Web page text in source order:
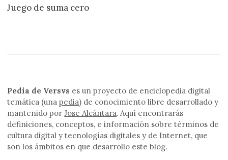
Juego de suma cero
Pedia de Versvs es un proyecto de enciclopedia digital
temática (unapedia) de conocimiento libre desarrollado y
mantenido porJose Alcántara. Aquí encontrarás
definiciones, conceptos, e información sobre términos de
cultura digital y tecnologías digitales y de Internet, que
son los ámbitos en que desarrollo este blog.